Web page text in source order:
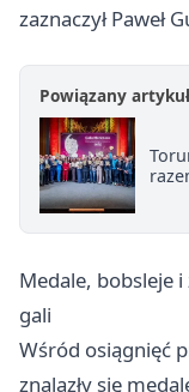
zaznaczył Paweł
Powiązany artykuł
Medale, bobsleje
gali
Wśród osiągnięć
znalazły się